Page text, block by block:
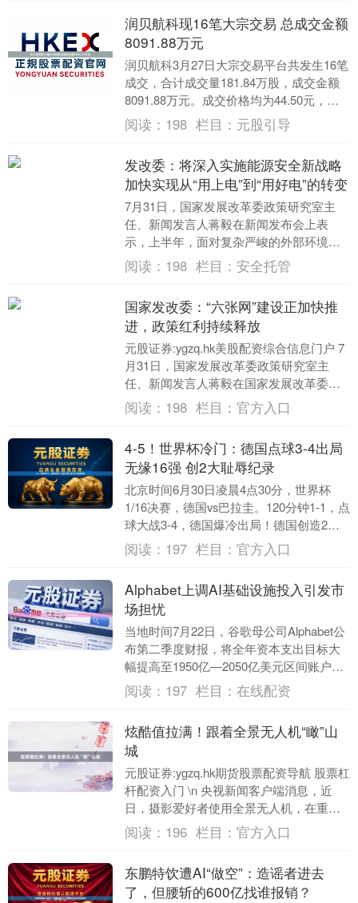
润贝航科现16笔大宗交易 总成交金额
8091.88万元
润贝航科3月27日大宗交易平台共发生16笔
成交，合计成交量181.84万股，成交金额
8091.88万元。成交价格均为44.50元，相
对今日收盘价折价7.00%。....
阅读： 198 栏目： 元股引导
发改委：将深入实施能源安全新战略
加快实现从“用上电”到“用好电”的转变
7月31日，国家发展改革委政策研究室主
任、新闻发言人蒋毅在新闻发布会上表
示，上半年，面对复杂严峻的外部环境，
我国始终保持能源安全供应，在满足国内
能源需求的同时，....
阅读： 198 栏目： 安全托管
国家发改委：“六张网”建设正加快推
进，政策红利持续释放
元股证券:ygzq.hk美股配资综合信息门户 7
月31日，国家发展改革委政策研究室主
任、新闻发言人蒋毅在国家发展改革委新
闻发布会上表示，“六张网”建设正在加快
推....
阅读： 198 栏目： 官方入口
4-5！世界杯冷门：德国点球3-4出局
无缘16强 创2大耻辱纪录
北京时间6月30日凌晨4点30分，世界杯
1/16决赛，德国vs巴拉圭。120分钟1-1，点
球大战3-4，德国爆冷出局！德国创造2大
耻辱纪录：连续3届世界杯，德国....
阅读： 197 栏目： 官方入口
Alphabet上调AI基础设施投入引发市
场担忧
当地时间7月22日，谷歌母公司Alphabet公
布第二季度财报，将全年资本支出目标大
幅提高至1950亿—2050亿美元区间账户风
险评估，引发投资者对人工智能（A....
阅读： 197 栏目： 在线配资
炫酷值拉满！跟着全景无人机“瞰”山
城
元股证券:ygzq.hk期货股票配资导航 股票杠
杆配资入门 \n 央视新闻客户端消息，近
日，摄影爱好者使用全景无人机，在重庆
拍摄都市“奇幻航行”大片。画面中，以....
阅读： 196 栏目： 官方入口
东鹏特饮遭AI“做空”：造谣者进去
了，但腰斩的600亿找谁报销？